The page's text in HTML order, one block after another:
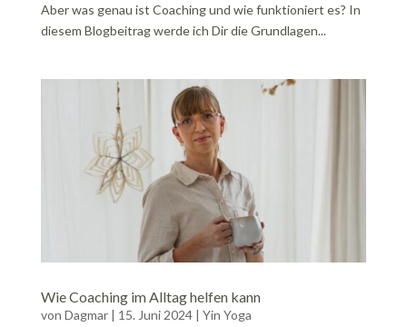
Aber was genau ist Coaching und wie funktioniert es? In
diesem Blogbeitrag werde ich Dir die Grundlagen...
Wie Coaching im Alltag helfen kann
von Dagmar| 15. Juni 2024| Yin Yoga